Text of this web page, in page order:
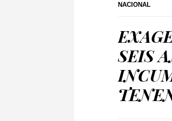
NACIONAL
SEIS